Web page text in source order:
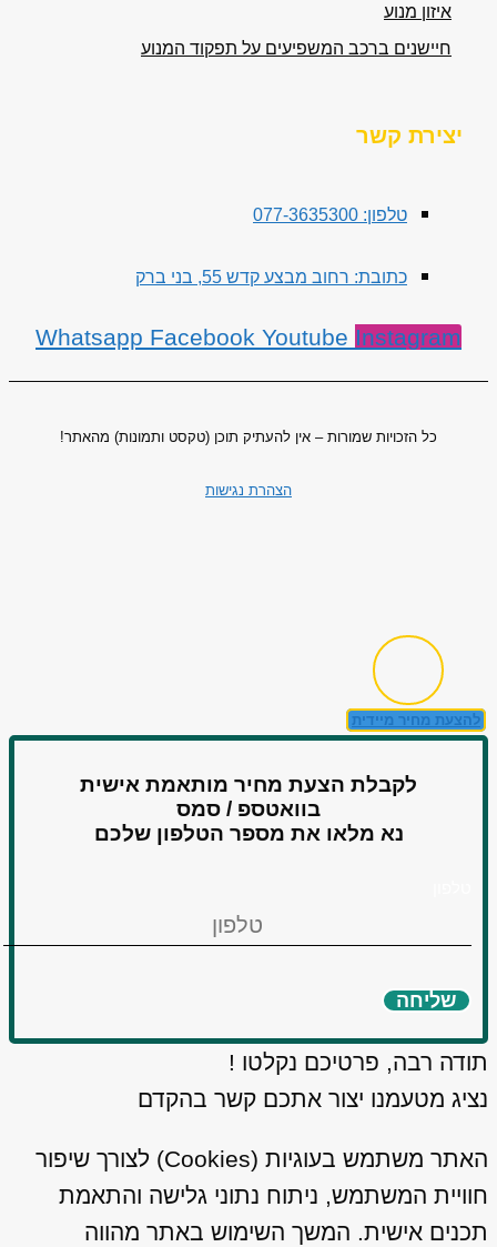
איזון מנוע
חיישנים ברכב המשפיעים על תפקוד המנוע
יצירת קשר
טלפון: 077-3635300
כתובת: רחוב מבצע קדש 55, בני ברק
Whatsapp Facebook Youtube Instagram
כל הזכויות שמורות – אין להעתיק תוכן (טקסט ותמונות) מהאתר!
הצהרת נגישות
להצעת מחיר מיידית
לקבלת הצעת מחיר מותאמת אישית
בוואטספ / סמס
נא מלאו את מספר הטלפון שלכם
שליחה
תודה רבה, פרטיכם נקלטו !
נציג מטעמנו יצור אתכם קשר בהקדם
האתר משתמש בעוגיות (Cookies) לצורך שיפור
חוויית המשתמש, ניתוח נתוני גלישה והתאמת
תכנים אישית. המשך השימוש באתר מהווה